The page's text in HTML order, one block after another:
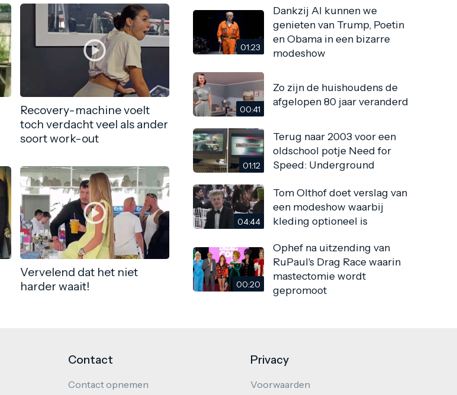
Recovery-machine voelt
toch verdacht veel als ander
soort work-out
Vervelend dat het niet
harder waait!
01:23
Dankzij AI kunnen we
genieten van Trump, Poetin
en Obama in een bizarre
modeshow
00:41
Zo zijn de huishoudens de
afgelopen 80 jaar veranderd
01:12
Terug naar 2003 voor een
oldschool potje Need for
Speed: Underground
04:44
Tom Olthof doet verslag van
een modeshow waarbij
kleding optioneel is
00:20
Ophef na uitzending van
RuPaul's Drag Race waarin
mastectomie wordt
gepromoot
Contact
Contact opnemen
Privacy
Voorwaarden